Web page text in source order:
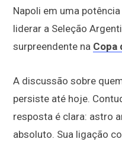
Napoli em uma
liderar a Seleção
surpreendente na Copa
A discussão sobre
persiste até hoje.
resposta é clara: astro
absoluto. Sua ligação